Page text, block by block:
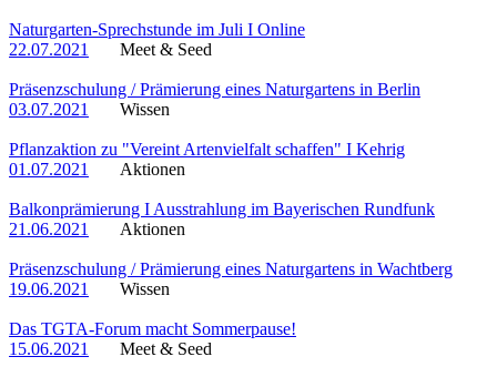
Naturgarten-Sprechstunde im Juli I Online
22.07.2021
Meet & Seed
Präsenzschulung / Prämierung eines Naturgartens in Berlin
03.07.2021
Wissen
Pflanzaktion zu "Vereint Artenvielfalt schaffen" I Kehrig
01.07.2021
Aktionen
Balkonprämierung I Ausstrahlung im Bayerischen Rundfunk
21.06.2021
Aktionen
Präsenzschulung / Prämierung eines Naturgartens in Wachtberg
19.06.2021
Wissen
Das TGTA-Forum macht Sommerpause!
15.06.2021
Meet & Seed